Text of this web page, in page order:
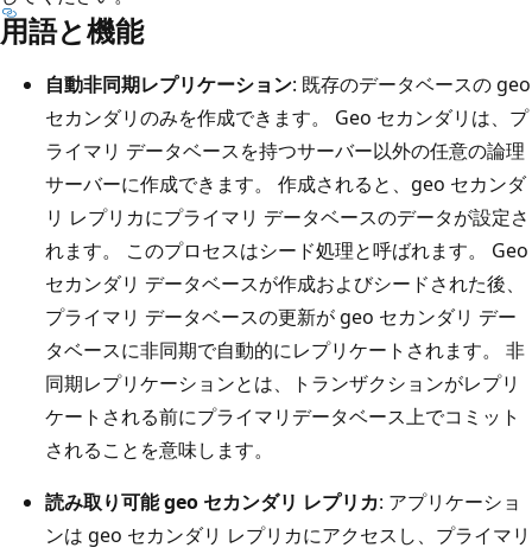
用語と機能
自動非同期レプリケーション: 既存のデータベースの geo
セカンダリのみを作成できます。 Geo セカンダリは、プ
ライマリ データベースを持つサーバー以外の任意の論理
サーバーに作成できます。 作成されると、geo セカンダ
リ レプリカにプライマリ データベースのデータが設定さ
れます。 このプロセスはシード処理と呼ばれます。 Geo
セカンダリ データベースが作成およびシードされた後、
プライマリ データベースの更新が geo セカンダリ デー
タベースに非同期で自動的にレプリケートされます。 非
同期レプリケーションとは、トランザクションがレプリ
ケートされる前にプライマリデータベース上でコミット
されることを意味します。
読み取り可能 geo セカンダリ レプリカ: アプリケーショ
ンは geo セカンダリ レプリカにアクセスし、プライマリ